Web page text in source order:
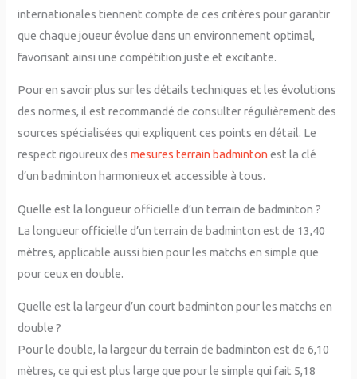
internationales tiennent compte de ces critères pour garantir
que chaque joueur évolue dans un environnement optimal,
favorisant ainsi une compétition juste et excitante.
Pour en savoir plus sur les détails techniques et les évolutions
des normes, il est recommandé de consulter régulièrement des
sources spécialisées qui expliquent ces points en détail. Le
respect rigoureux desmesures terrain badminton est la clé
d’un badminton harmonieux et accessible à tous.
Quelle est la longueur officielle d’un terrain de badminton ?
La longueur officielle d’un terrain de badminton est de 13,40
mètres, applicable aussi bien pour les matchs en simple que
pour ceux en double.
Quelle est la largeur d’un court badminton pour les matchs en
double ?
Pour le double, la largeur du terrain de badminton est de 6,10
mètres, ce qui est plus large que pour le simple qui fait 5,18